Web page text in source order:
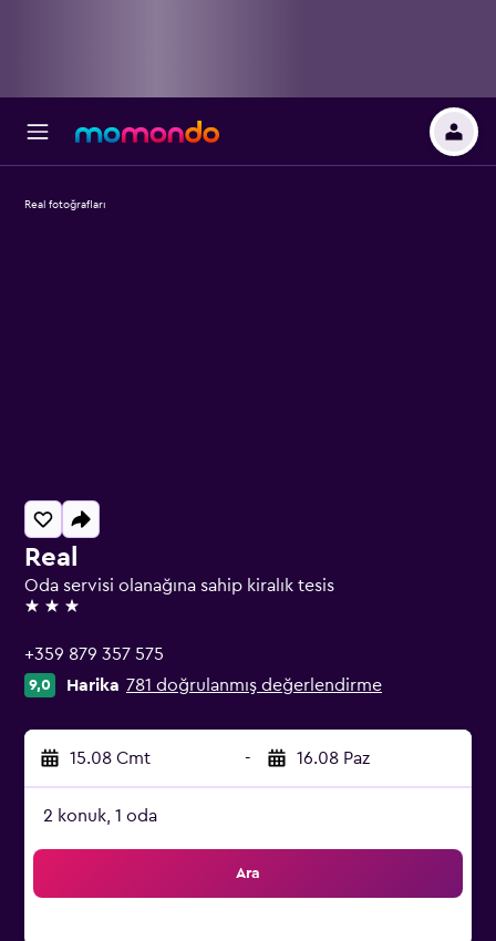
Real
Oda servisi olanağına sahip kiralık tesis
3 yıldız
+359 879 357 575
9,0 Harika 781 doğrulanmış değerlendirme
15.08 Cmt - 16.08 Paz
2 konuk, 1 oda
Ara
Real fotoğrafları